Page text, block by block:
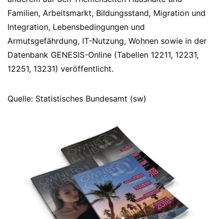
Familien, Arbeitsmarkt, Bildungsstand, Migration und
Integration, Lebensbedingungen und
Armutsgefährdung, IT-Nutzung, Wohnen sowie in der
Datenbank GENESIS-Online (Tabellen 12211, 12231,
12251, 13231) veröffentlicht.
Quelle: Statistisches Bundesamt (sw)